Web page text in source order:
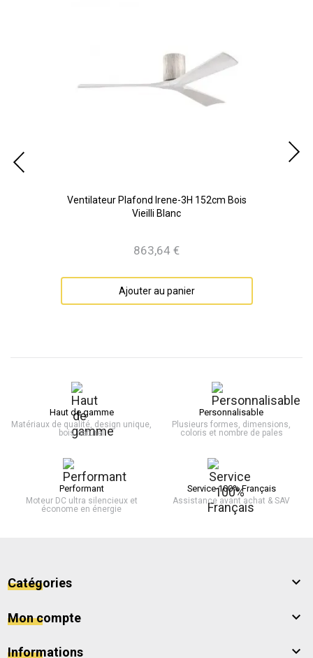
Ventilateur Plafond Irene-3H 152cm Bois
Vieilli Blanc
Prix
863,64 €
Ajouter au panier
Haut de gamme
Matériaux de qualité, design unique,
bois naturel
Personnalisable
Plusieurs formes, dimensions,
coloris et nombre de pales
Performant
Moteur DC ultra silencieux et
économe en énergie
Service 100% Français
Assistance avant achat & SAV
Catégories 
Mon compte 
Informations 